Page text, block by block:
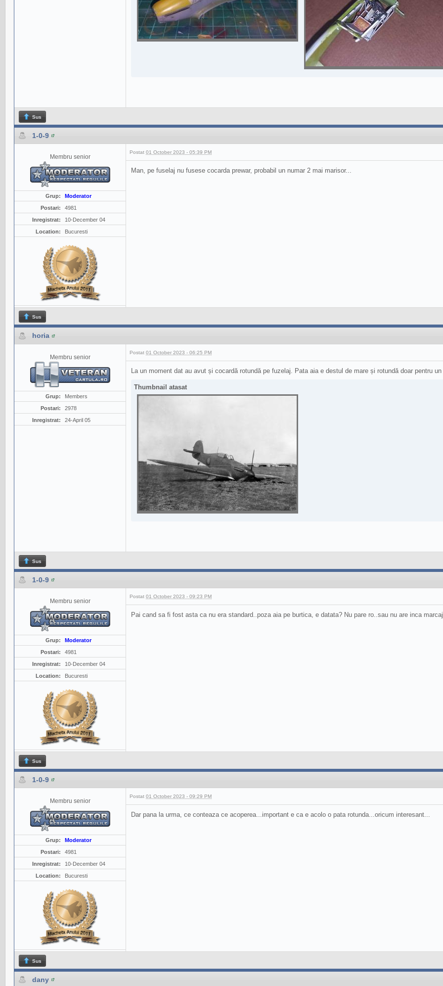
Sus
1-0-9
Membru senior
Grup:
Moderator
Postari:
4981
Inregistrat:
10-December 04
Location:
Bucuresti
Postat 01 October 2023 - 05:39 PM
Man, pe fuselaj nu fusese cocarda prewar, probabil un numar 2 mai marisor...
Sus
horia
Membru senior
Grup:
Members
Postari:
2978
Inregistrat:
24-April 05
Postat 01 October 2023 - 06:25 PM
La un moment dat au avut și cocardă rotundă pe fuzelaj. Pata aia e destul de mare și rotundă doar pentru un
Thumbnail atasat
Sus
1-0-9
Membru senior
Grup:
Moderator
Postari:
4981
Inregistrat:
10-December 04
Location:
Bucuresti
Postat 01 October 2023 - 09:23 PM
Pai cand sa fi fost asta ca nu era standard..poza aia pe burtica, e datata? Nu pare ro..sau nu are inca
Sus
1-0-9
Membru senior
Grup:
Moderator
Postari:
4981
Inregistrat:
10-December 04
Location:
Bucuresti
Postat 01 October 2023 - 09:29 PM
Dar pana la urma, ce conteaza ce acoperea...important e ca e acolo o pata rotunda...oricum interesant...
Sus
dany